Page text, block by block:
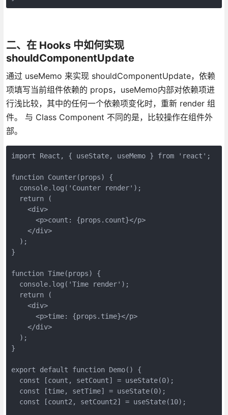
二、在 Hooks 中如何实现
shouldComponentUpdate
通过 useMemo 来实现 shouldComponentUpdate，依赖
项填写当前组件依赖的 props，useMemo内部对依赖项进
行浅比较，其中的任何一个依赖项变化时，重新 render 组
件。 与 Class Component 不同的是，比较操作在组件外
部。
import React, { useState, useMemo } from 'react';
function Counter(props) {
  console.log('Counter render');
  return (
    <div>
      <p>count: {props.count}</p>
    </div>
  );
}
function Time(props) {
  console.log('Time render');
  return (
    <div>
      <p>time: {props.time}</p>
    </div>
  );
}
export default function Demo() {
  const [count, setCount] = useState(0);
  const [time, setTime] = useState(0);
  const [count2, setCount2] = useState(10);